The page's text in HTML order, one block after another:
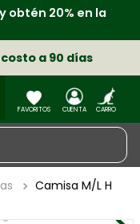
obtén 20% en la
a 90 días
Camisa M/L H